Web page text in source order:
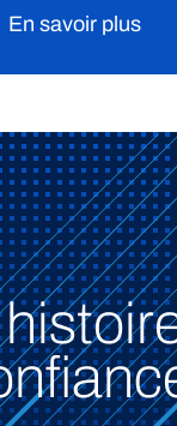
En savoir plus